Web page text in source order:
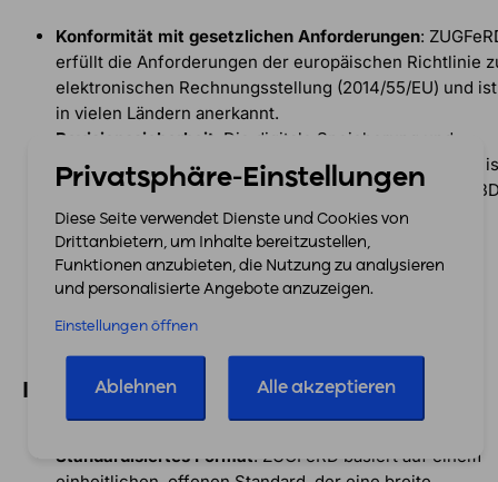
Konformität mit gesetzlichen Anforderungen:
erfüllt die Anforderungen der europäischen Richtlinie
elektronischen Rechnungsstellung (2014/55/EU) und ist
in vielen Ländern anerkannt.
Revisionssicherheit : Die digitale Speicherung und
Archivierung von E-Rechnungen im ZUGFeRD-Format
revisionssicher und erfüllt die Anforderungen der
(Grundsätze zur ordnungsmäßigen Führung und
Aufbewahrung von Büchern, Aufzeichnungen und
Unterlagen in elektronischer Form sowie zum
Datenzugriff).
Interoperabilität:
Standardisiertes Format: ZUGFeRD basiert auf einem
Privatsphäre-Einstellungen
Diese Seite verwendet Dienste und Cookies von
Drittanbietern, um Inhalte bereitzustellen,
Funktionen anzubieten, die Nutzung zu analysieren
und personalisierte Angebote anzuzeigen.
Einstellungen öffnen
Ablehnen Alle akzeptieren